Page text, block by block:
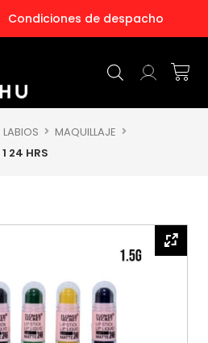
Condiciones de despacho
LABIOS
MAQUILLAJE
24 HRS